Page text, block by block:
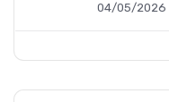
04/05/2026